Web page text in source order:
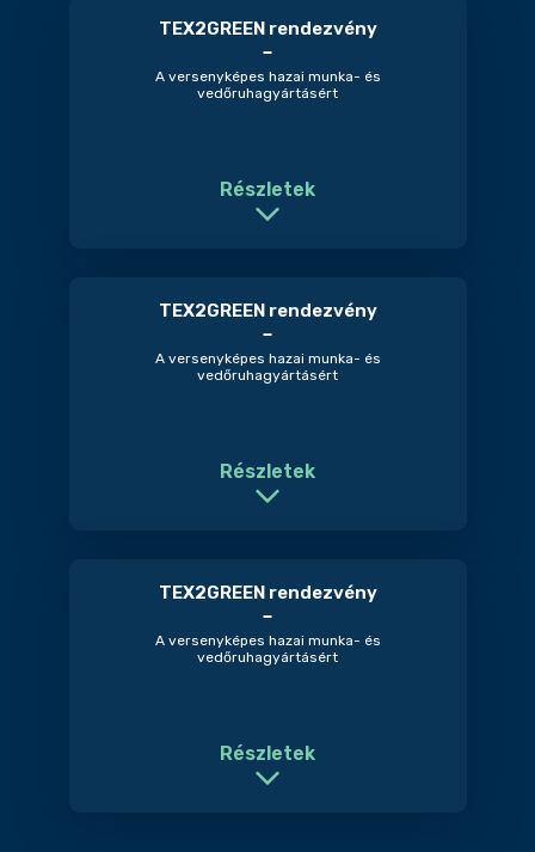
TEX2GREEN rendezvény
A versenyképes hazai munka- és
vedőruhagyártásért
Részletek
TEX2GREEN rendezvény
A versenyképes hazai munka- és
vedőruhagyártásért
Részletek
TEX2GREEN rendezvény
A versenyképes hazai munka- és
vedőruhagyártásért
Részletek